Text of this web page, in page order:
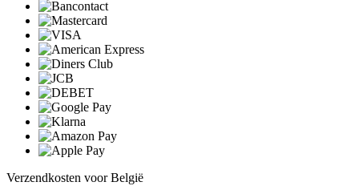
Verzendkosten voor België